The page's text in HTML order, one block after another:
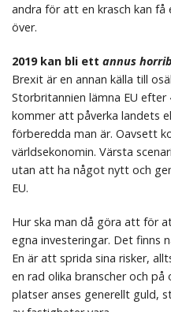
andra för att en krasch kan få
över.
2019 kan bli ett annus
Brexit är en annan källa till
Storbritannien lämna EU
kommer att påverka landets
förberedda man är. Oavsett
världsekonomin. Värsta
utan att ha något nytt och
EU.
Hur ska man då göra att för
egna investeringar. Det finns
En är att sprida sina risker,
en rad olika branscher och på
platser anses generellt guld,